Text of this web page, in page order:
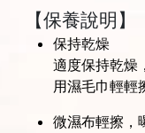
【保養說明】
保持乾燥
適度保持乾燥
用濕毛巾輕輕
微濕布輕擦，